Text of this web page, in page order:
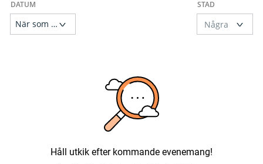
Håll utkik efter kommande evenemang!